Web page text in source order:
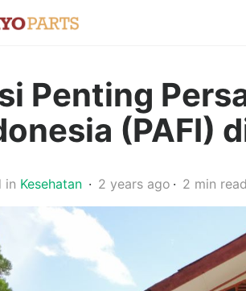
Penting
(PAFI)
in Kesehatan 2 years ago 2 min read